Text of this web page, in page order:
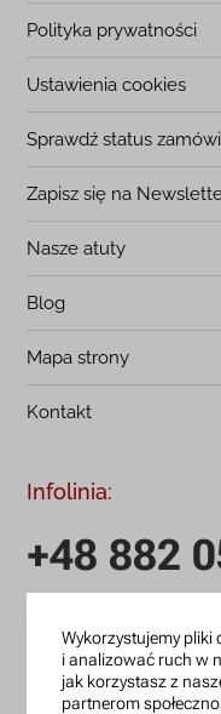
Polityka prywatności
Ustawienia cookies
Sprawdź status
Zapisz się na
Nasze atuty
Blog
Mapa strony
Kontakt
Infolinia:
+48 882
Pisząc w sprawie
Wykorzystujemy
i analizować ruch w
jak korzystasz z
partnerom